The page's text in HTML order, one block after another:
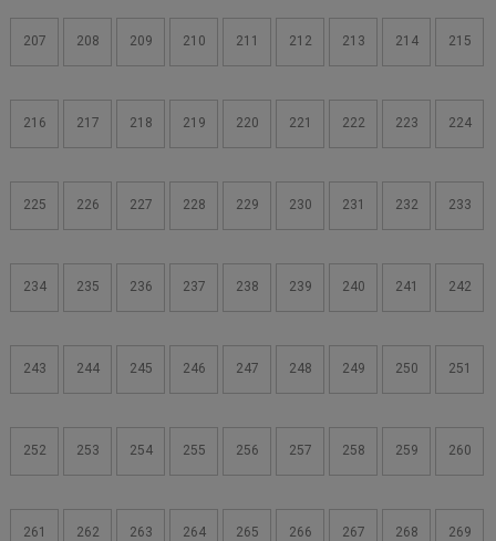
207 208 209 210 211 212 213 214 215
216 217 218 219 220 221 222 223 224
225 226 227 228 229 230 231 232 233
234 235 236 237 238 239 240 241 242
243 244 245 246 247 248 249 250 251
252 253 254 255 256 257 258 259 260
261 262 263 264 265 266 267 268 269